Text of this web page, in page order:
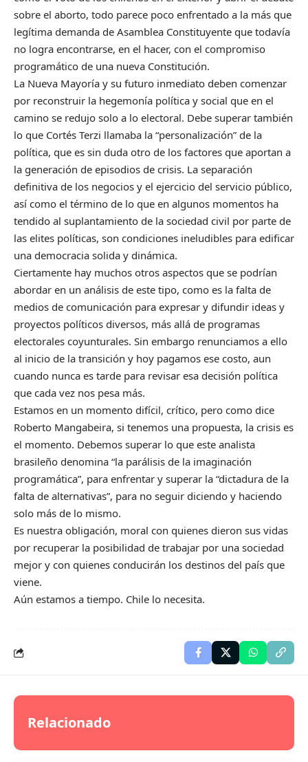
sobre el aborto, todo parece poco enfrentado a la más que
legítima demanda de Asamblea Constituyente que todavía
no logra encontrarse, en el hacer, con el compromiso
programático de una nueva Constitución.
La Nueva Mayoría y su futuro inmediato deben comenzar
por reconstruir la hegemonía política y social que en el
camino se redujo solo a lo electoral. Debe superar también
lo que Cortés Terzi llamaba la “personalización” de la
política, que es sin duda otro de los factores que aportan a
la generación de episodios de crisis. La separación
definitiva de los negocios y el ejercicio del servicio público,
así como el término de lo que en algunos momentos ha
tendido al suplantamiento de la sociedad civil por parte de
las elites políticas, son condiciones ineludibles para edificar
una democracia solida y dinámica.
Ciertamente hay muchos otros aspectos que se podrían
abordar en un análisis de este tipo, como es la falta de
medios de comunicación para expresar y difundir ideas y
proyectos políticos diversos, más allá de programas
electorales coyunturales. Sin embargo renunciamos a ello
al inicio de la transición y hoy pagamos ese costo, aun
cuando nunca es tarde para revisar esa decisión política
que cada vez nos pesa más.
Estamos en un momento difícil, crítico, pero como dice
Roberto Mangabeira, si tenemos una propuesta, la crisis es
el momento. Debemos superar lo que este analista
brasileño denomina “la parálisis de la imaginación
programática”, para enfrentar y superar la “dictadura de la
falta de alternativas”, para no seguir diciendo y haciendo
solo más de lo mismo.
Es nuestra obligación, moral con quienes dieron sus vidas
por recuperar la posibilidad de trabajar por una sociedad
mejor y con quienes conducirán los destinos del país que
viene.
Aún estamos a tiempo. Chile lo necesita.
Relacionado